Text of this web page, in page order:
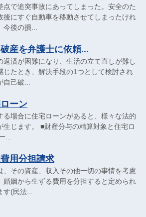
点で追突事故にあってしまった。安全のた
後にすぐ自動車を移動させてしまったけれ
今後の損...
産を弁護士に依頼...
返済が困難になり、生活の立て直しが難し
じたとき、解決手段の1つとして検討され
自己破...
ーン
る場合に住宅ローンがあると、様々な法的
生じます。 ■財産分与の精算対象と住宅ロ
...
用分担請求
、その資産、収入その他一切の事情を考慮
婚姻から生ずる費用を分担すると定められ
す(民法...